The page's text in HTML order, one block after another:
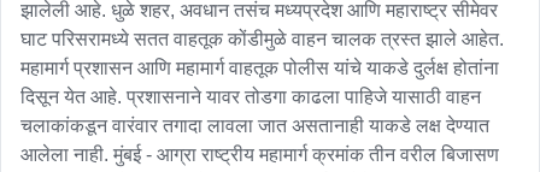
झालेली आहे. धुळे शहर, अवधान तसंच मध्यप्रदेश आणि महाराष्ट्र सीमेवर
घाट परिसरामध्ये सतत वाहतूक कोंडीमुळे वाहन चालक त्रस्त झाले आहेत.
महामार्ग प्रशासन आणि महामार्ग वाहतूक पोलीस यांचे याकडे दुर्लक्ष होतांना
दिसून येत आहे. प्रशासनाने यावर तोडगा काढला पाहिजे यासाठी वाहन
चलाकांकडून वारंवार तगादा लावला जात असतानाही याकडे लक्ष देण्यात
आलेला नाही. मुंबई - आग्रा राष्ट्रीय महामार्ग क्रमांक तीन वरील बिजासण